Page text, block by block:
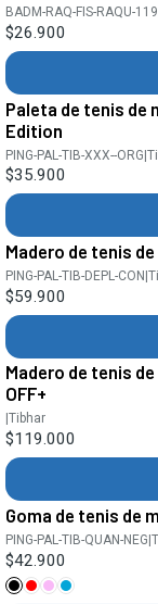
BADM-RAQ-FIS-RAQU-119
$26.900
Paleta de tenis de
Edition
PING-PAL-TIB-XXX--ORG|
$35.900
Madero de tenis
PING-PAL-TIB-DEPL-CON|
$59.900
Madero de tenis
OFF+
|Tibhar
$119.000
Goma de tenis de
PING-PAL-TIB-QUAN-NEG|
$42.900